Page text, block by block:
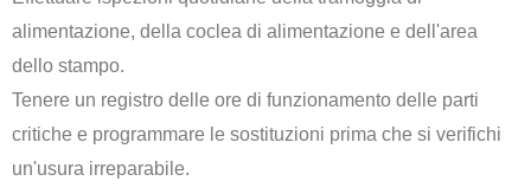
alimentazione, della coclea di alimentazione e dell'area
dello stampo.
Tenere un registro delle ore di funzionamento delle parti
critiche e programmare le sostituzioni prima che si verifichi
un'usura irreparabile.